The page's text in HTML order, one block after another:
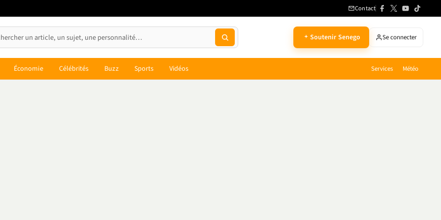
Contact
Soutenir Senego Se connecter
Économie Célébrités Buzz Sports Vidéos Services Météo